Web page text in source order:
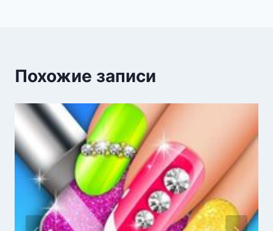
Похожие записи